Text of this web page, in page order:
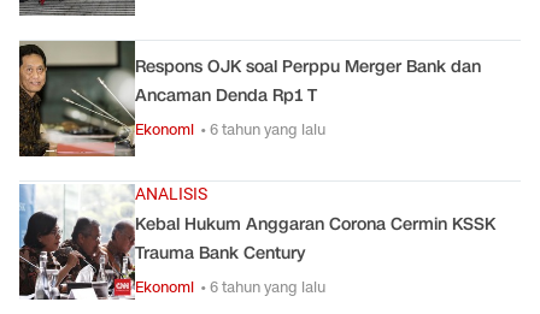
Respons OJK soal Perppu Merger Bank dan
Ancaman Denda Rp1 T
Ekonomi • 6 tahun yang lalu
ANALISIS
Kebal Hukum Anggaran Corona Cermin KSSK
Trauma Bank Century
Ekonomi • 6 tahun yang lalu